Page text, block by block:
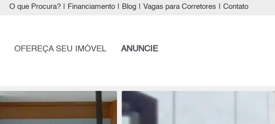
O que Procura? Financiamento Blog Vagas para Corretores Contato
OFEREÇA SEU IMÓVEL ANUNCIE